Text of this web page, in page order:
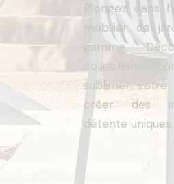
Plongez dans
mobilier de
gamme.
collection
sublimer votre
créer des
détente uniques.